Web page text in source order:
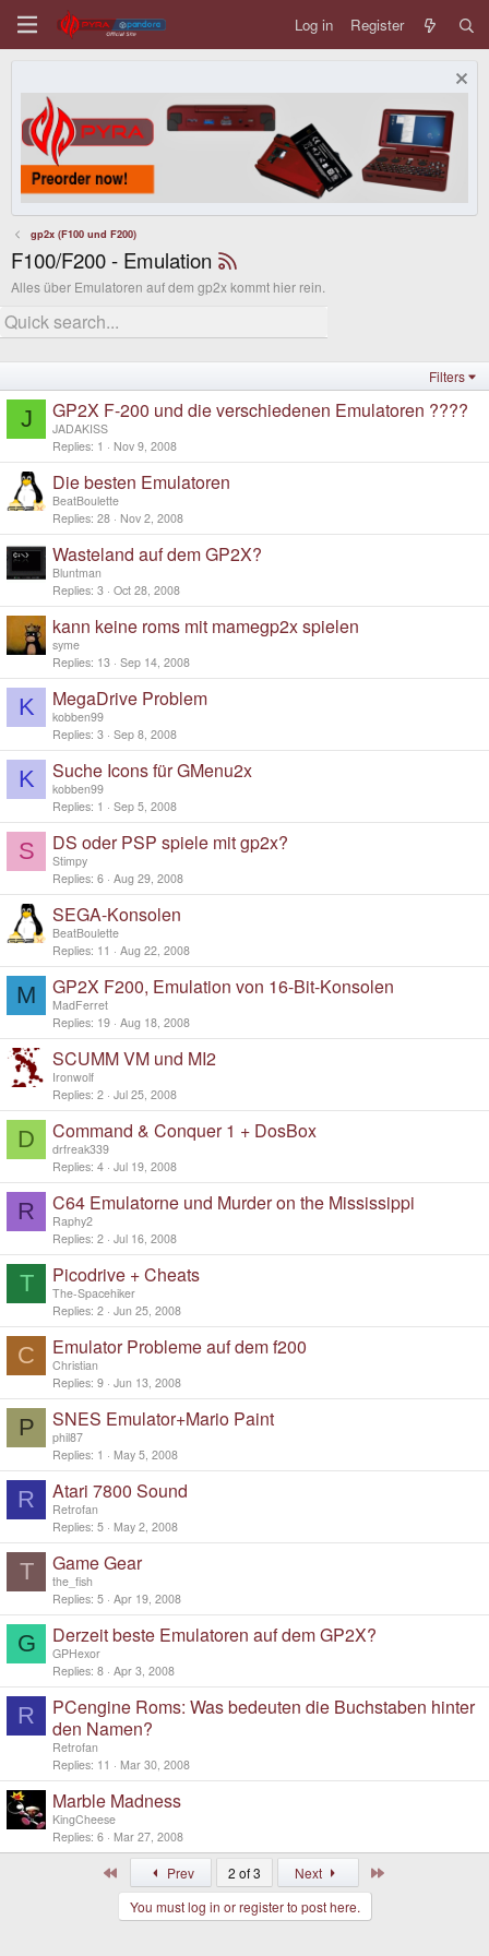
Log in Register
gp2x (F100 und F200)
F100/F200 - Emulation
Alles über Emulatoren auf dem gp2x kommt hier rein.
Filters
J GP2X F-200 und die verschiedenen Emulatoren ????
JADAKISS
Replies 1 Nov 9, 2008
Die besten Emulatoren
BeatBoulette
Replies 28 Nov 2, 2008
Wasteland auf dem GP2X?
Bluntman
Replies 3 Oct 28, 2008
kann keine roms mit mamegp2x spielen
syme
Replies 13 Sep 14, 2008
K MegaDrive Problem
kobben99
Replies 3 Sep 8, 2008
K Suche Icons für GMenu2x
kobben99
Replies 1 Sep 5, 2008
S DS oder PSP spiele mit gp2x?
Stimpy
Replies 6 Aug 29, 2008
SEGA-Konsolen
BeatBoulette
Replies 11 Aug 22, 2008
M GP2X F200, Emulation von 16-Bit-Konsolen
MadFerret
Replies 19 Aug 18, 2008
SCUMM VM und MI2
Ironwolf
Replies 2 Jul 25, 2008
D Command & Conquer 1 + DosBox
drfreak339
Replies 4 Jul 19, 2008
R C64 Emulatorne und Murder on the Mississippi
Raphy2
Replies 2 Jul 16, 2008
T Picodrive + Cheats
The-Spacehiker
Replies 2 Jun 25, 2008
C Emulator Probleme auf dem f200
Christian
Replies 9 Jun 13, 2008
P SNES Emulator+Mario Paint
phil87
Replies 1 May 5, 2008
R Atari 7800 Sound
Retrofan
Replies 5 May 2, 2008
T Game Gear
the_fish
Replies 5 Apr 19, 2008
G Derzeit beste Emulatoren auf dem GP2X?
GPHexor
Replies 8 Apr 3, 2008
R
PCengine Roms: Was bedeuten die Buchstaben hinter
den Namen?
Retrofan
Replies 11 Mar 30, 2008
Marble Madness
KingCheese
Replies 6 Mar 27, 2008
Prev 2 of 3 Next
You must log in or register to post here.